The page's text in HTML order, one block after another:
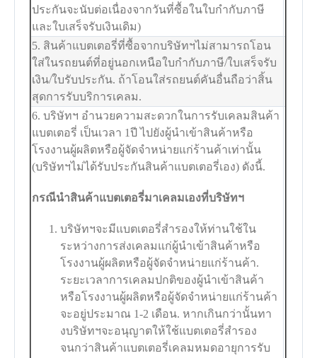
ประกันจะนับต่อเนื่องจากวันที่ซื้อในใบกำกับภาษี
และใบเสร็จรับเงินเดิม)
5. สินค้าแบตเตอรี่ที่ซื้อจากบริษัทฯไม่สามารถโอน
ใส่ในรถยนต์ที่อยู่นอกเหนือใบกำกับภาษี/ใบเสร็จรับ
เงิน/ใบรับประกัน. ถ้าโอนใส่รถยนต์คันอื่นถือว่าสิ้น
สุดการรับบริการเคลม.
6. บริษัทฯ อำนวยความสะดวกในการรับเคลมสินค้า
แบตเตอรี่ เป็นเวลา 1ปี ไปยังผู้นำเข้าสินค้าหรือ
โรงงานผู้ผลิตหรือผู้จัดจำหน่ายแก่ร้านค้าเท่านั้น
(บริษัทฯไม่ได้รับประกันสินค้าแบตเตอรี่เอง) ดังนี้.
กรณีนำสินค้าแบตเตอรี่มาเคลมเองที่บริษัทฯ
บริษัทฯจะมีแบตเตอรี่สำรองให้ท่านใช้ใน
ระหว่างการส่งเคลมแก่ผู้นำเข้าสินค้าหรือ
โรงงานผู้ผลิตหรือผู้จัดจำหน่ายแก่ร้านค้า.
ระยะเวลาการเคลมปกติของผู้นำเข้าสินค้า
หรือโรงงานผู้ผลิตหรือผู้จัดจำหน่ายแก่ร้านค้า
จะอยู่ประมาณ 1-2 เดือน. หากเกินกว่านั้นทา
งบริษัทฯจะอนุญาตให้ใช้แบตเตอรี่สำรอง
จนกว่าสินค้าแบตเตอรี่เคลมหมดอายุการรับ